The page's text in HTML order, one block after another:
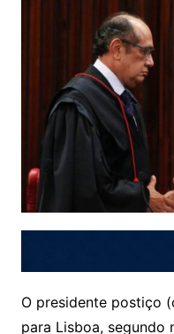
O presidente postiço
para Lisboa,